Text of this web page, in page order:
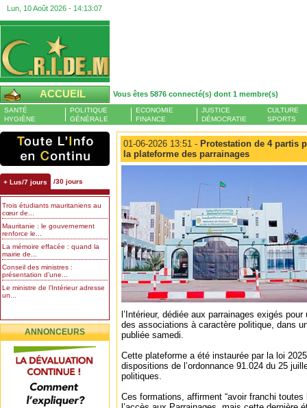
Lun, 10 Août 2026 - 14:13:08
ACCUEIL Vous êtes 5876 connecté(s) dont 1 membre(s)
SANTÉ
HYGIÈNE
POLITIQUE
GÉNÉRALE
ECONOMIE
FINANCE
JUSTICE
DÉMOCRATIE
CULTURE
SPORTS
+ Lus/7 jours /30 jours
Trois étudiants mauritaniens au
cœur de...
Mauritanie : le gouvernement
renforce le...
La mémoire effacée : quand la
mairie de...
Conseil des ministres :
présentation d’une...
Le ministre de l’Intérieur adresse
un...
ANNONCEURS
01-06-2026 13:51 - Protestation de 4 partis
la plateforme des parrainages
l’Intérieur, dédiée aux parrainages exigés
des associations à caractère politique, dans
publiée samedi.
Cette plateforme a été instaurée par la loi
dispositions de l’ordonnance 91.024 du 25
politiques.
Ces formations, affirment “avoir franchi